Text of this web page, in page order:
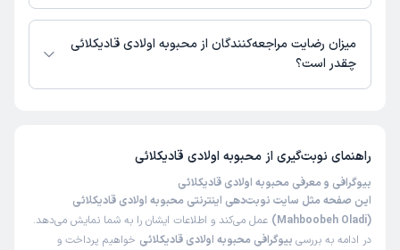
محبوبه اولادی قادیکلائی از روز یکشنبه 18 مرداد 1405 بیمار جدید می‌پذیرند.
میزان رضایت مراجعه‌کنندگان از محبوبه اولادی قادیکلائی
چقدر است؟
راهنمای نوبت‌گیری از محبوبه اولادی قادیکلائی
بیوگرافی و معرفی محبوبه اولادی قادیکلائی
این صفحه مثل سایت نوبت‌دهی اینترنتی محبوبه اولادی قادیکلائی
(Mahboobeh Oladi)
عمل می‌کند و اطلاعات ایشان را به شما نمایش می‌دهد.
در ادامه به بررسی بیوگرافی محبوبه اولادی قادیکلائی خواهیم پرداخت و